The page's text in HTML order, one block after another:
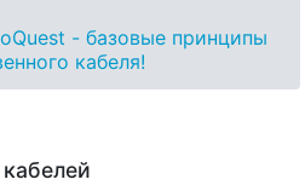
- базовые принципы
кабеля!